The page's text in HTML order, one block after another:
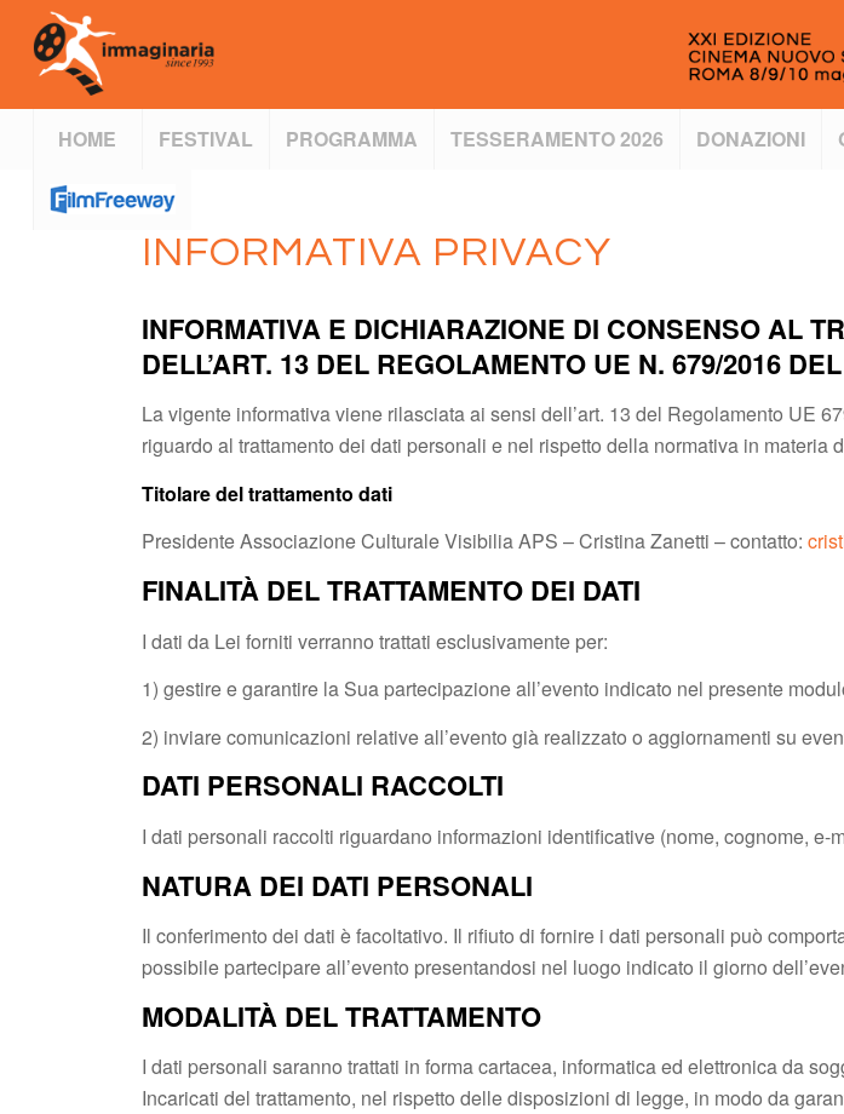
HOME FESTIVAL PROGRAMMA TESSERAMENTO 2026 DONAZIONI
INFORMATIVA PRIVACY
INFORMATIVA E DICHIARAZIONE DI CONSENSO AL
DELL’ART. 13 DEL REGOLAMENTO UE N. 679/2016
La vigente informativa viene rilasciata ai sensi dell’art. 13 del Regolamento UE
riguardo al trattamento dei dati personali e nel rispetto della normativa in
Titolare del trattamento dati
Presidente Associazione Culturale Visibilia APS – Cristina Zanetti – contatto:
FINALITÀ DEL TRATTAMENTO DEI DATI
I dati da Lei forniti verranno trattati esclusivamente per:
1) gestire e garantire la Sua partecipazione all’evento indicato nel presente
2) inviare comunicazioni relative all’evento già realizzato o aggiornamenti su
DATI PERSONALI RACCOLTI
I dati personali raccolti riguardano informazioni identificative (nome, cognome, e-
NATURA DEI DATI PERSONALI
Il conferimento dei dati è facoltativo. Il rifiuto di fornire i dati personali può
possibile partecipare all’evento presentandosi nel luogo indicato il giorno
MODALITÀ DEL TRATTAMENTO
I dati personali saranno trattati in forma cartacea, informatica ed elettronica da
Incaricati del trattamento, nel rispetto delle disposizioni di legge, in modo da